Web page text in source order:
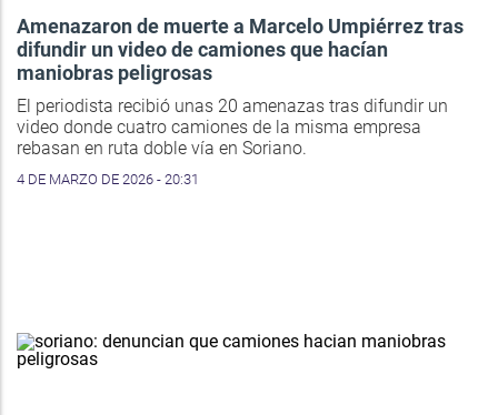
Amenazaron de muerte a Marcelo Umpiérrez tras
difundir un video de camiones que hacían
maniobras peligrosas
El periodista recibió unas 20 amenazas tras difundir un
video donde cuatro camiones de la misma empresa
rebasan en ruta doble vía en Soriano.
4 DE MARZO DE 2026 - 20:31